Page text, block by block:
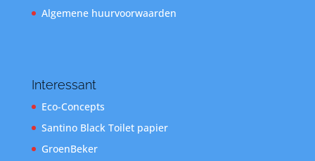
Algemene huurvoorwaarden
Interessant
Eco-Concepts
Santino Black Toilet papier
GroenBeker